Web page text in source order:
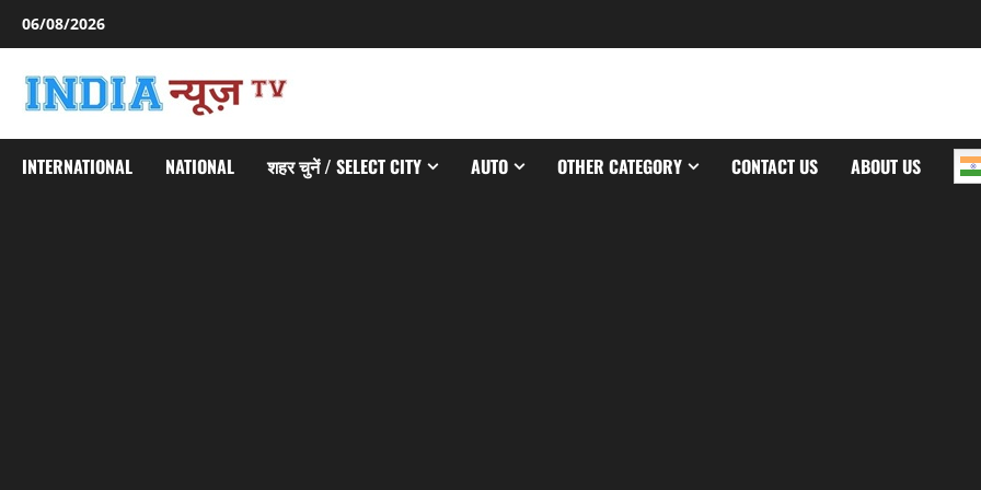
06/08/2026
INTERNATIONAL NATIONAL शहर चुनें / SELECT CITY AUTO OTHER CATEGORY CONTACT US ABOUT US